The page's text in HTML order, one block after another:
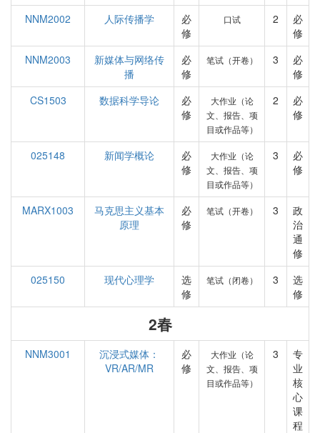
NNM2002
人际传播学
必
修
口试 2
必
修
NNM2003
新媒体与网络传
播
必
修
笔试（开卷） 3
必
修
CS1503
数据科学导论
必
修
大作业（论
文、报告、项
目或作品等）
2
必
修
025148 新闻学概论
必
修
大作业（论
文、报告、项
目或作品等）
3
必
修
MARX1003
马克思主义基本
原理
必
修
笔试（开卷） 3
政
治
通
修
025150
现代心理学
选
修
笔试（闭卷） 3
选
修
2春
NNM3001
沉浸式媒体：
VR/AR/MR
必
修
大作业（论
文、报告、项
目或作品等）
3
专
业
核
心
课
程